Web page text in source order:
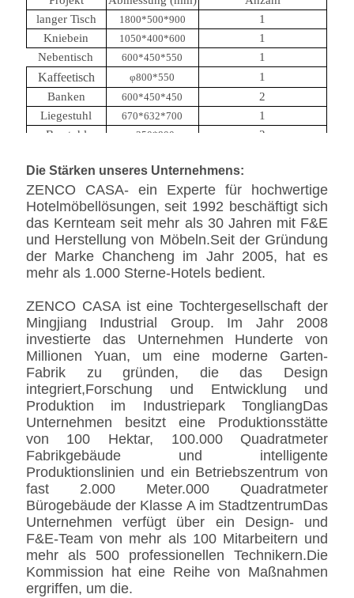
langer Tisch
1800*500*900
1
Kniebein
1050*400*600
1
Nebentisch
600*450*550 1
Kaffeetisch φ800*550
1
Banken
600*450*450
2
Liegestuhl
670*632*700
1
Barstuhl
φ350*800
2
Vorgestellter
Stuhl
1050*980*870
Sessel
φ700*1050 4
Die Stärken unseres Unternehmens:
ZENCO CASA- ein Experte für hochwertige
Hotelmöbellösungen, seit 1992 beschäftigt sich
das Kernteam seit mehr als 30 Jahren mit F&E
und Herstellung von Möbeln.Seit der Gründung
der Marke Chancheng im Jahr 2005, hat es
mehr als 1.000 Sterne-Hotels bedient.
ZENCO CASA ist eine Tochtergesellschaft der
Mingjiang Industrial Group. Im Jahr 2008
investierte das Unternehmen Hunderte von
Millionen Yuan, um eine moderne Garten-
Fabrik zu gründen, die das Design
integriert,Forschung und Entwicklung und
Produktion im Industriepark TongliangDas
Unternehmen besitzt eine Produktionsstätte
von 100 Hektar, 100.000 Quadratmeter
Fabrikgebäude und intelligente
Produktionslinien und ein Betriebszentrum von
fast 2.000 Meter.000 Quadratmeter
Bürogebäude der Klasse A im StadtzentrumDas
Unternehmen verfügt über ein Design- und
F&E-Team von mehr als 100 Mitarbeitern und
mehr als 500 professionellen Technikern.Die
Kommission hat eine Reihe von Maßnahmen
ergriffen, um die.